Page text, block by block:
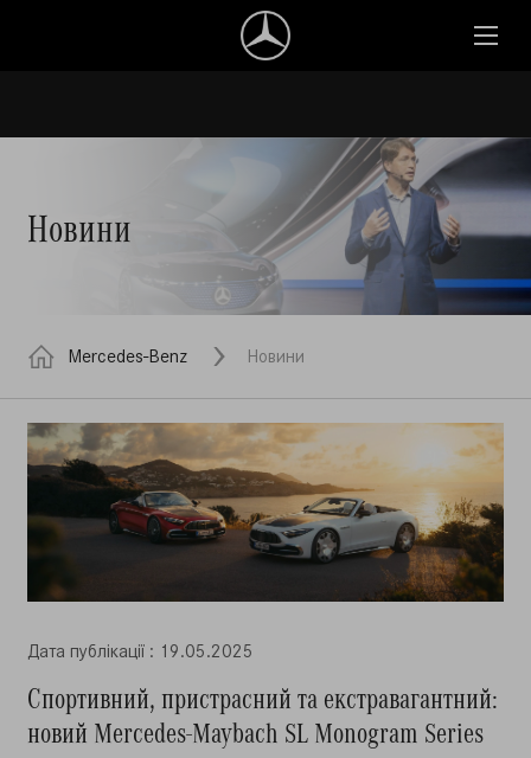
Новини
Mercedes-Benz Новини
Дата публiкацiї : 19.05.2025
Спортивний, пристрасний та екстравагантний:
новий Mercedes-Maybach SL Monogram Series